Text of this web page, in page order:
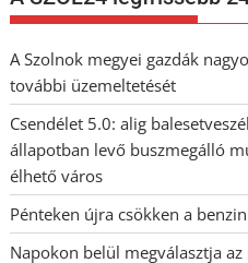
A Szolnok megyei gazdák
további üzemeltetését
Csendélet 5.0: alig
állapotban levő buszmegálló
élhető város
Pénteken újra csökken a
Napokon belül megválasztja